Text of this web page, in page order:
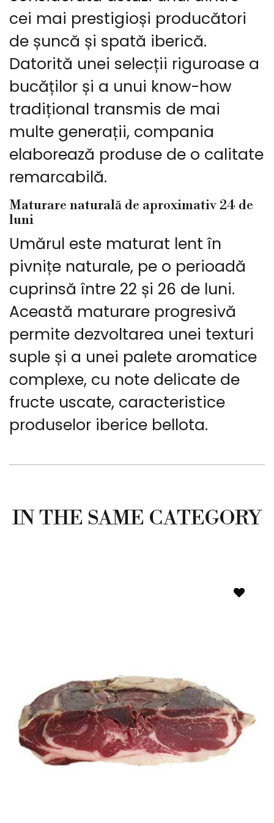
cei mai prestigioși producători
de șuncă și spată iberică.
Datorită unei selecții riguroase a
bucăților și a unui know-how
tradițional transmis de mai
multe generații, compania
elaborează produse de o calitate
remarcabilă.
Maturare naturală de aproximativ 24 de
luni
Umărul este maturat lent în
pivnițe naturale, pe o perioadă
cuprinsă între 22 și 26 de luni.
Această maturare progresivă
permite dezvoltarea unei texturi
suple și a unei palete aromatice
complexe, cu note delicate de
fructe uscate, caracteristice
produselor iberice bellota.
IN THE SAME CATEGORY